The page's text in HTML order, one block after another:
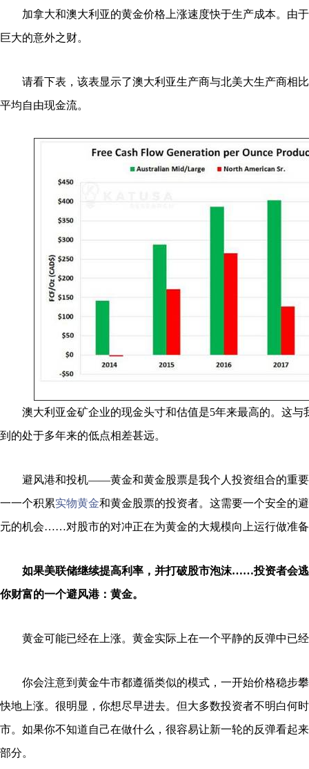
加拿大和澳大利亚的黄金价格上涨速度快于生产成本。由
巨大的意外之财。
请看下表，该表显示了澳大利亚生产商与北美大生产商相
平均自由现金流。
澳大利亚金矿企业的现金头寸和估值是5年来最高的。这与
到的处于多年来的低点相差甚远。
避风港和投机——黄金和黄金股票是我个人投资组合的重要
一一个积累实物黄金和黄金股票的投资者。这需要一个安全的
元的机会……对股市的对冲正在为黄金的大规模向上运行做准
如果美联储继续提高利率，并打破股市泡沫……投资者会逃
你财富的一个避风港：黄金。
黄金可能已经在上涨。黄金实际上在一个平静的反弹中已
你会注意到黄金牛市都遵循类似的模式，一开始价格稳步
快地上涨。很明显，你想尽早进去。但大多数投资者不明白何
市。如果你不知道自己在做什么，很容易让新一轮的反弹看起
部分。